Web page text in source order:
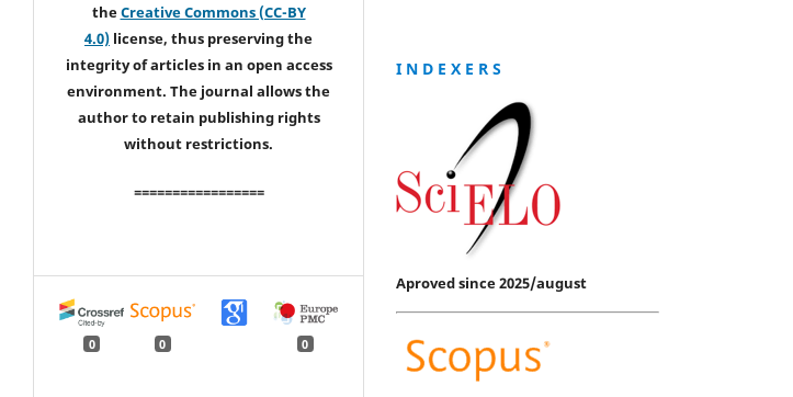
theCreative Commons (CC-BY
4.0) license, thus preserving the
integrity of articles in an open access
environment. The journal allows the
author to retain publishing rights
without restrictions.
=================
0 0 0
I N D E X E R S
Aproved since 2025/august